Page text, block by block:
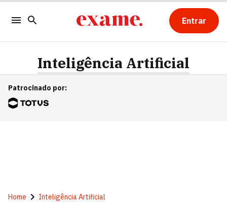
Entrar
Inteligência Artificial
Patrocinado por:
Home Inteligência Artificial